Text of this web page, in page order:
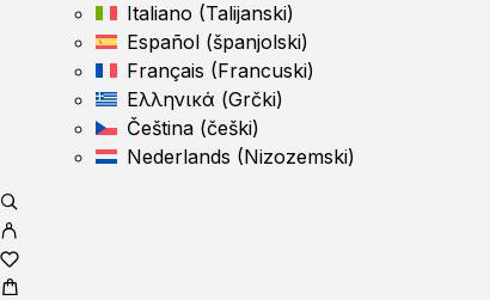
Italiano (Talijanski)
Español (španjolski)
Français (Francuski)
Ελληνικά (Grčki)
Čeština (češki)
Nederlands (Nizozemski)